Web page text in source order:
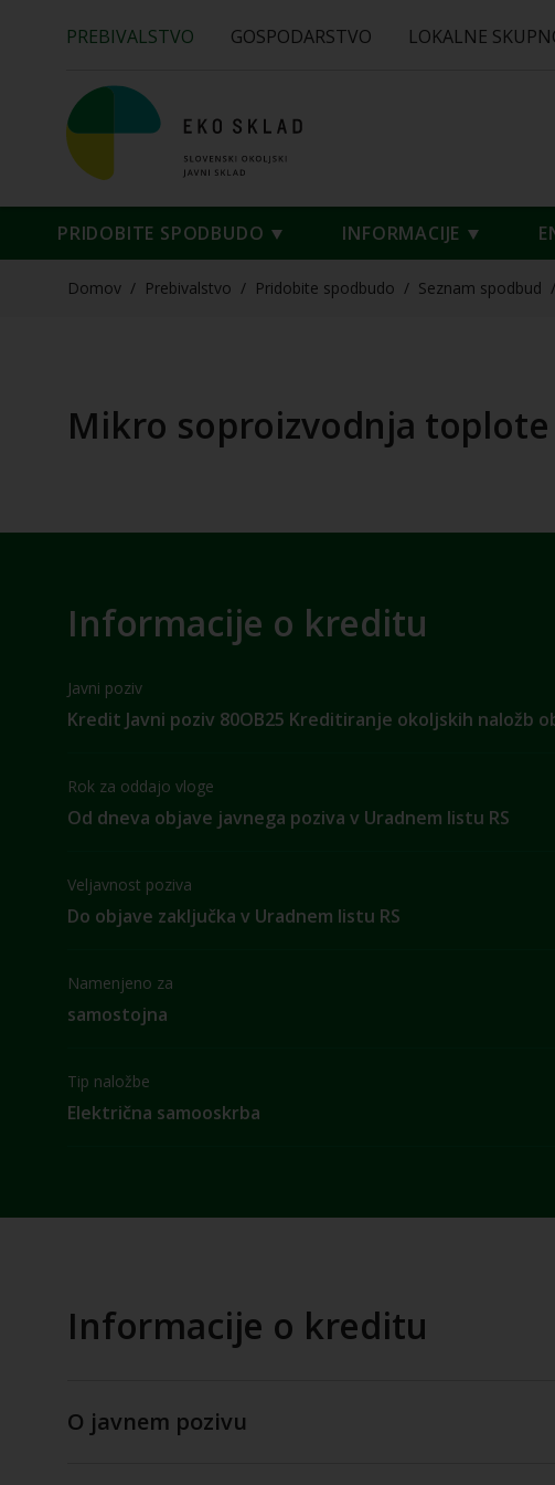
PREBIVALSTVO GOSPODARSTVO LOKALNE
PRIDOBITE SPODBUDO INFORMACIJE
Domov / Prebivalstvo / Pridobite spodbudo / Seznam spodbud /
Mikro soproizvodnja
Informacije o kreditu
Javni poziv
Kredit Javni poziv 80OB25 Kreditiranje okoljskih naložb
Rok za oddajo vloge
Od dneva objave javnega poziva v Uradnem listu RS
Veljavnost poziva
Do objave zaključka v Uradnem listu RS
Namenjeno za
samostojna
Tip naložbe
Električna samooskrba
Informacije o kreditu
O javnem pozivu